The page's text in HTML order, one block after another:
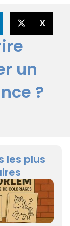
X
un
?
les plus